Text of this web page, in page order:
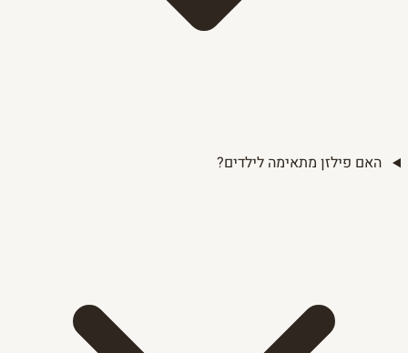
האם פילזן מתאימה לילדים?